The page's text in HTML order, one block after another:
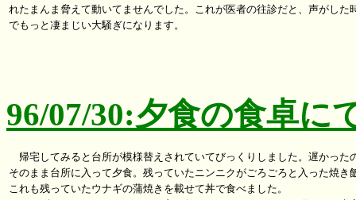
れたまんま脅えて動いてませんでした。これが医者の往診だと、声がした
でもっと凄まじい大騒ぎになります。
96/07/30:夕食の食卓に
帰宅してみると台所が模様替えされていてびっくりしました。遅かった
そのまま台所に入って夕食。残っていたニンニクがごろごろと入った焼き
これも残っていたウナギの蒲焼きを載せて丼で食べました。